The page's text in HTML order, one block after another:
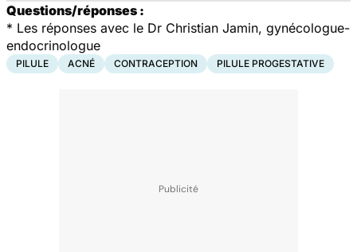
Questions/réponses :
* Les réponses avec le Dr Christian Jamin, gynécologue-
endocrinologue
PILULE ACNÉ CONTRACEPTION PILULE PROGESTATIVE